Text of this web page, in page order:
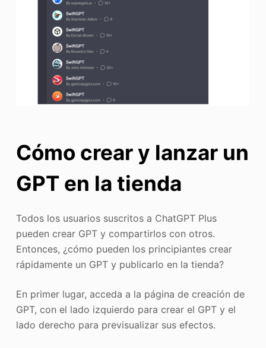
Cómo crear y lanzar un
GPT en la tienda
Todos los usuarios suscritos a ChatGPT Plus
pueden crear GPT y compartirlos con otros.
Entonces, ¿cómo pueden los principiantes crear
rápidamente un GPT y publicarlo en la tienda?
En primer lugar, acceda a la página de creación de
GPT, con el lado izquierdo para crear el GPT y el
lado derecho para previsualizar sus efectos.